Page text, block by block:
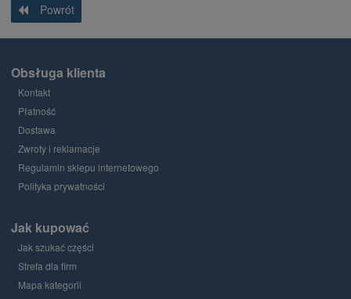
Powrót
Obsługa klienta
Kontakt
Płatność
Dostawa
Zwroty i reklamacje
Regulamin sklepu internetowego
Polityka prywatności
Jak kupować
Jak szukać części
Strefa dla firm
Mapa kategorii